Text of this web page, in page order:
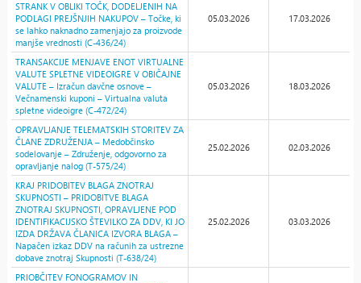
STRANK V OBLIKI TOČK, DODELJENIH NA
PODLAGI PREJŠNJIH NAKUPOV – Točke, ki
se lahko naknadno zamenjajo za proizvode
manjše vrednosti (C-436/24)
05.03.2026 17.03.2026
TRANSAKCIJE MENJAVE ENOT VIRTUALNE
VALUTE SPLETNE VIDEOIGRE V OBIČAJNE
VALUTE – Izračun davčne osnove –
Večnamenski kuponi – Virtualna valuta
spletne videoigre (C-472/24)
05.03.2026 18.03.2026
OPRAVLJANJE TELEMATSKIH STORITEV ZA
ČLANE ZDRUŽENJA – Medobčinsko
sodelovanje – Združenje, odgovorno za
opravljanje nalog (T-575/24)
25.02.2026 02.03.2026
KRAJ PRIDOBITEV BLAGA ZNOTRAJ
SKUPNOSTI – PRIDOBITVE BLAGA
ZNOTRAJ SKUPNOSTI, OPRAVLJENE POD
IDENTIFIKACIJSKO ŠTEVILKO ZA DDV, KI JO
IZDA DRŽAVA ČLANICA IZVORA BLAGA –
Napačen izkaz DDV na računih za ustrezne
dobave znotraj Skupnosti (T-638/24)
25.02.2026 03.03.2026
PRIOBČITEV FONOGRAMOV IN